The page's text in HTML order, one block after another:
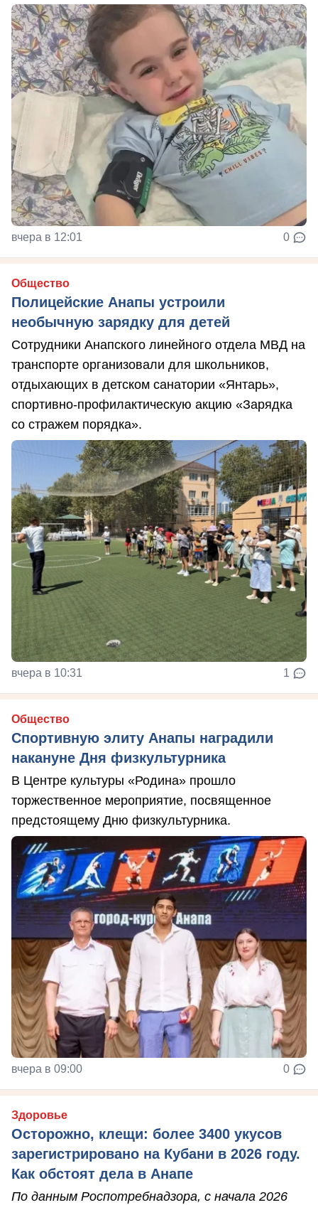
вчера в 12:01 0
Общество
Полицейские Анапы устроили
необычную зарядку для детей
Сотрудники Анапского линейного отдела МВД на
транспорте организовали для школьников,
отдыхающих в детском санатории «Янтарь»,
спортивно-профилактическую акцию «Зарядка
со стражем порядка».
вчера в 10:31 1
Общество
Спортивную элиту Анапы наградили
накануне Дня физкультурника
В Центре культуры «Родина» прошло
торжественное мероприятие, посвященное
предстоящему Дню физкультурника.
вчера в 09:00 0
Здоровье
Осторожно, клещи: более 3400 укусов
зарегистрировано на Кубани в 2026 году.
Как обстоят дела в Анапе
По данным Роспотребнадзора, с начала 2026